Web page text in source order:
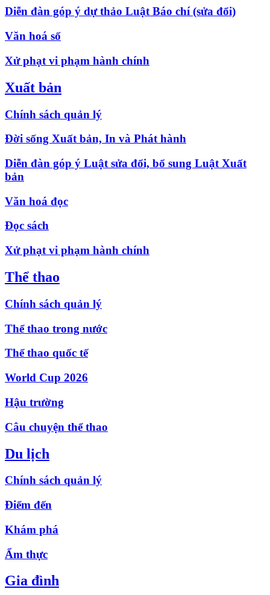
Diễn đàn góp ý dự thảo Luật Báo chí (sửa đổi)
Văn hoá số
Xử phạt vi phạm hành chính
Xuất bản
Chính sách quản lý
Đời sống Xuất bản, In và Phát hành
Diễn đàn góp ý Luật sửa đổi, bổ sung Luật Xuất
bản
Văn hoá đọc
Đọc sách
Xử phạt vi phạm hành chính
Thể thao
Chính sách quản lý
Thể thao trong nước
Thể thao quốc tế
World Cup 2026
Hậu trường
Câu chuyện thể thao
Du lịch
Chính sách quản lý
Điểm đến
Khám phá
Ẩm thực
Gia đình